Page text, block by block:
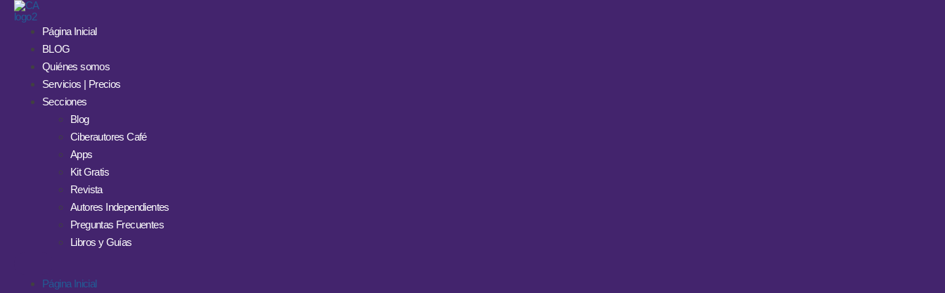
Página Inicial
BLOG
Quiénes somos
Servicios | Precios
Secciones
Blog
Ciberautores Café
Apps
Kit Gratis
Revista
Autores Independientes
Preguntas Frecuentes
Libros y Guías
Página Inicial